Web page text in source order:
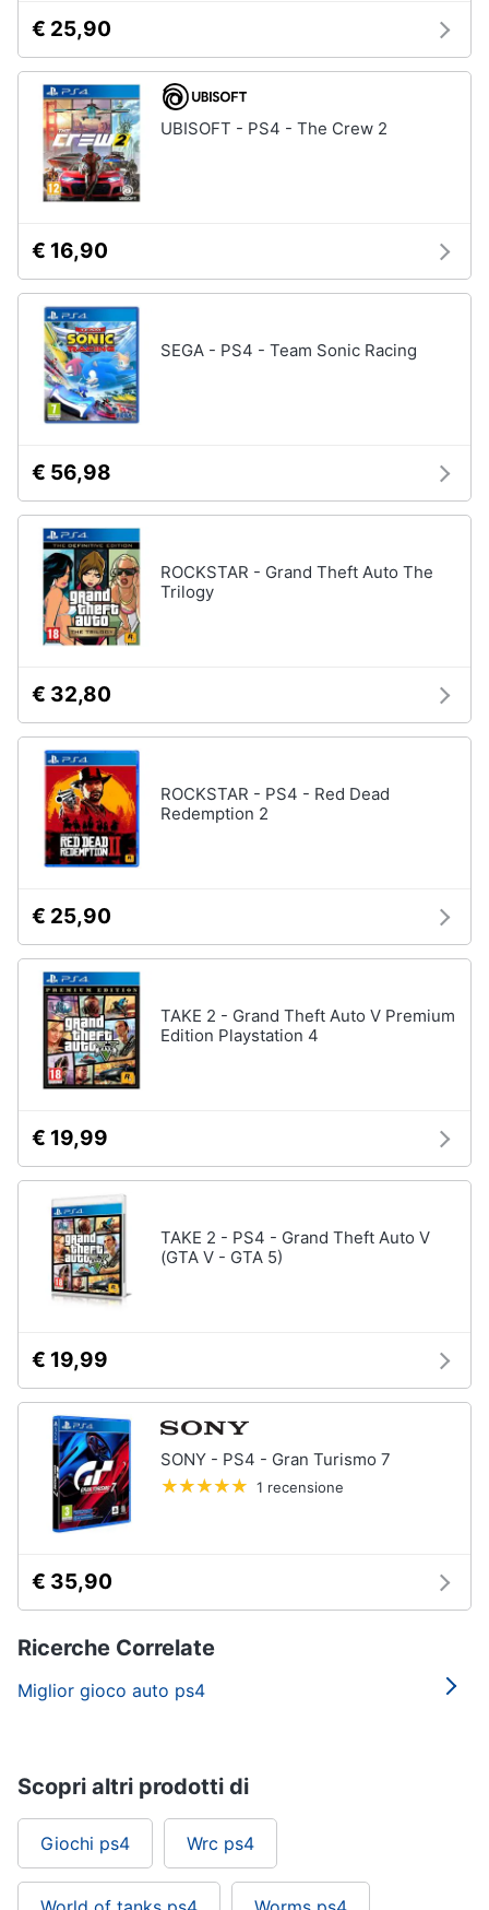
€ 25,90
UBISOFT - PS4 - The Crew 2
€ 16,90
SEGA - PS4 - Team Sonic Racing
€ 56,98
ROCKSTAR - Grand Theft Auto The
Trilogy
€ 32,80
ROCKSTAR - PS4 - Red Dead
Redemption 2
€ 25,90
TAKE 2 - Grand Theft Auto V Premium
Edition Playstation 4
€ 19,99
TAKE 2 - PS4 - Grand Theft Auto V
(GTA V - GTA 5)
€ 19,99
SONY - PS4 - Gran Turismo 7
1 recensione
€ 35,90
Ricerche Correlate
Miglior gioco auto ps4
Scopri altri prodotti di
Giochi ps4 Wrc ps4